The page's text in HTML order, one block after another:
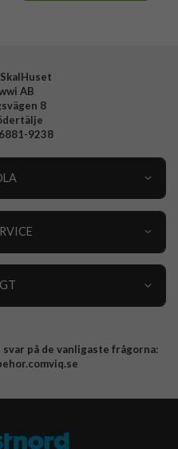
AB
8
9238
på de vanligaste frågorna: